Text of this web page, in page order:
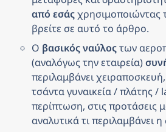
από εσάς χρησιμοποιώντας
βρείτε σε αυτό το άρθρο.
Ο βασικός ναύλος των
(αναλόγως την εταιρεία)
περιλαμβάνει
τσάντα γυναικεία / πλάτης /
περίπτωση, στις προτάσεις
αναλυτικά τι περιλαμβάνει